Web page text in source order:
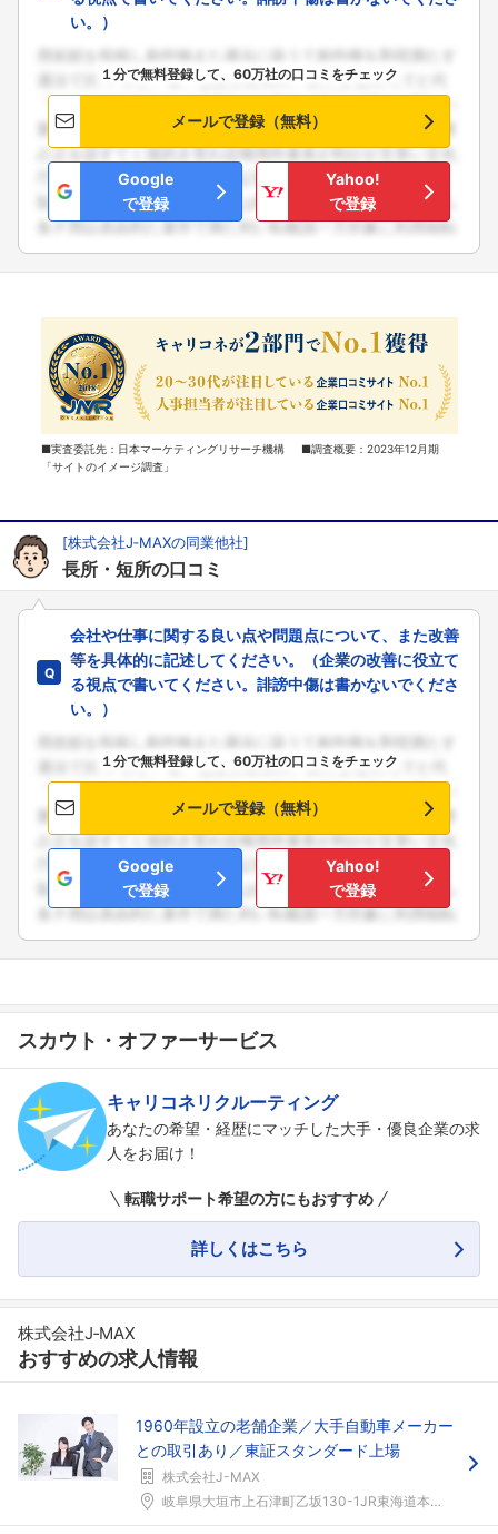
い。）
１分で無料登録して、60万社の口コミをチェック
メールで登録（無料）
Google
で登録
Yahoo!
で登録
■実査委託先：日本マーケティングリサーチ機構 ■調査概要：2023年12月期
「サイトのイメージ調査」
[株式会社J‐MAXの同業他社]
長所・短所の口コミ
会社や仕事に関する良い点や問題点について、また改善
等を具体的に記述してください。（企業の改善に役立て
る視点で書いてください。誹謗中傷は書かないでくださ
い。）
１分で無料登録して、60万社の口コミをチェック
メールで登録（無料）
Google
で登録
Yahoo!
で登録
スカウト・オファーサービス
キャリコネリクルーティング
あなたの希望・経歴にマッチした大手・優良企業の求
人をお届け！
転職サポート希望の方にもおすすめ
詳しくはこちら
株式会社J‐MAX
おすすめの求人情報
1960年設立の老舗企業／大手自動車メーカー
との取引あり／東証スタンダード上場
株式会社J-MAX
岐阜県大垣市上石津町乙坂130-1JR東海道本線「...